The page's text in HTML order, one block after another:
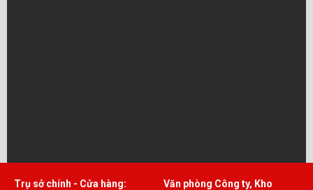
Trụ sở chính - Cửa hàng:
Văn phòng Công ty, Kho